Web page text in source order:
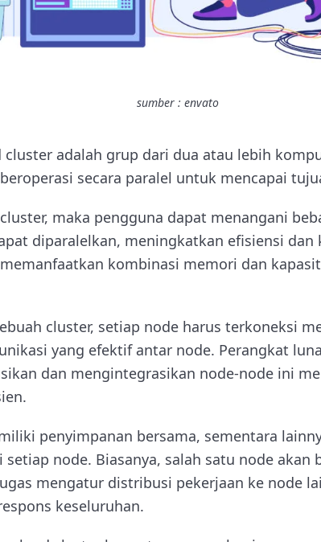
sumber : envato
cluster adalah grup dari dua atau lebih
secara paralel untuk mencapai
maka pengguna dapat menangani
diparalelkan, meningkatkan efisiensi dan
kombinasi memori dan
cluster, setiap node harus terkoneksi
yang efektif antar node. Perangkat
dan mengintegrasikan node-node ini
penyimpanan bersama, sementara
node. Biasanya, salah satu node akan
mengatur distribusi pekerjaan ke node
keseluruhan.